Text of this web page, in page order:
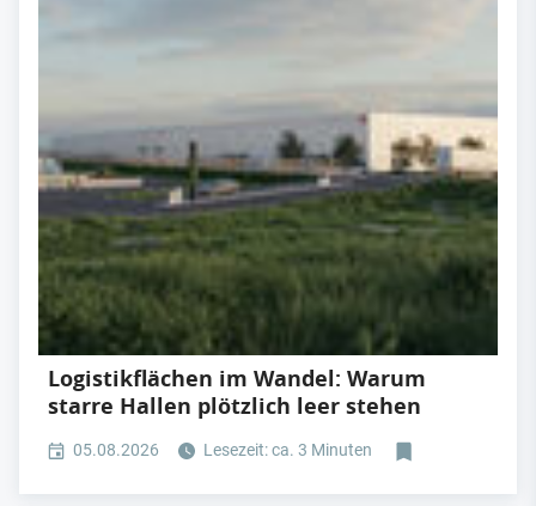
Logistikflächen im Wandel: Warum
starre Hallen plötzlich leer stehen
05.08.2026 Lesezeit: ca. 3 Minuten